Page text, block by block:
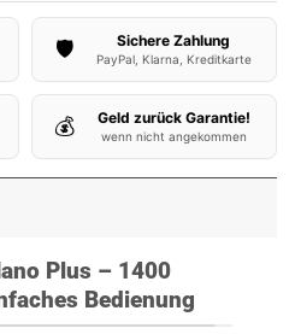
🛡️ Sichere Zahlung
PayPal, Klarna, Kreditkarte
💰 Geld zurück Garantie!
wenn nicht angekommen
Plus – 1400
Bedienung